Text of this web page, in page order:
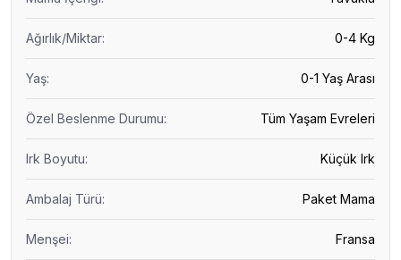
Ağırlık/Miktar: 0-4 Kg
Yaş: 0-1 Yaş Arası
Özel Beslenme Durumu: Tüm Yaşam Evreleri
Irk Boyutu: Küçük Irk
Ambalaj Türü: Paket Mama
Menşei: Fransa